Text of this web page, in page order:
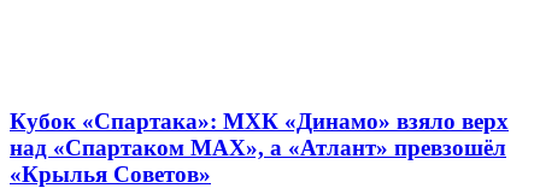
Кубок «Спартака»: МХК «Динамо» взяло верх
над «Спартаком МАХ», а «Атлант» превзошёл
«Крылья Советов»